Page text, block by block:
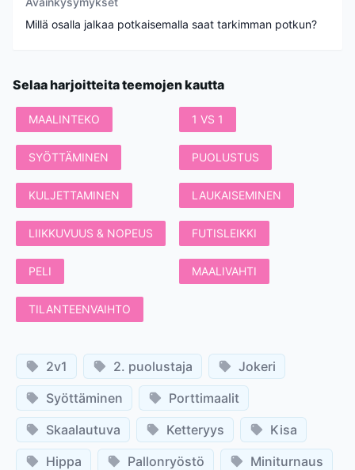
Millä osalla jalkaa potkaisemalla saat tarkimman potkun?
Selaa harjoitteita teemojen kautta
MAALINTEKO 1 VS 1
SYÖTTÄMINEN PUOLUSTUS
KULJETTAMINEN LAUKAISEMINEN
LIIKKUVUUS & NOPEUS FUTISLEIKKI
PELI MAALIVAHTI
TILANTEENVAIHTO
2v1 2. puolustaja
Jokeri
Syöttäminen
Porttimaalit
Skaalautuva
Ketteryys
Kisa
Hippa
Pallonryöstö
Miniturnaus